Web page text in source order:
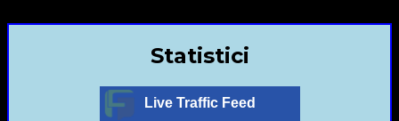
Statistici
Live Traffic Feed